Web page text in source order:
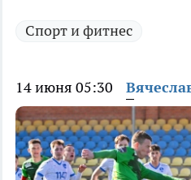
Спорт и фитнес
14 июня 05:30